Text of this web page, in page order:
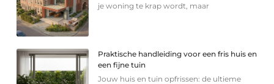
je woning te krap wordt, maar
Praktische handleiding voor een fris huis en
een fijne tuin
Jouw huis en tuin opfrissen: de ultieme